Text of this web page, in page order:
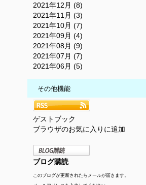
2021年12月 (8)
2021年11月 (3)
2021年10月 (7)
2021年09月 (4)
2021年08月 (9)
2021年07月 (7)
2021年06月 (5)
その他機能
ゲストブック
ブラウザのお気に入りに追加
ブログ購読
このブログが更新されたらメールが届きます。